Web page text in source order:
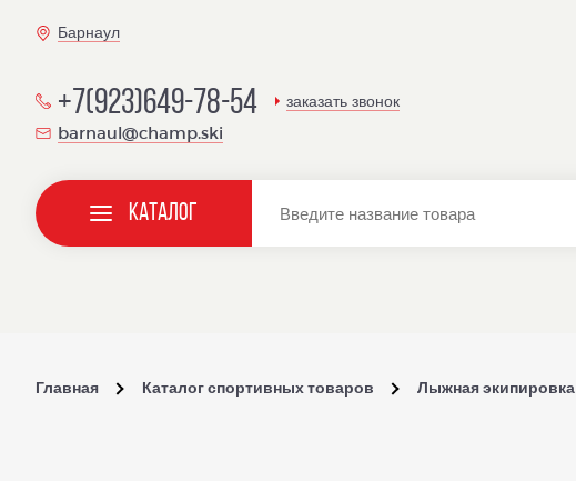
Барнаул
+7(923)649-78-54 заказать звонок
barnaul@champ.ski
Каталог
Главная Каталог спортивных товаров Лыжная экипировка